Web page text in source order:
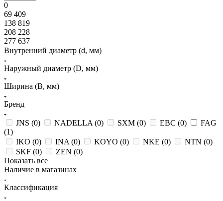
0
69 409
138 819
208 228
277 637
Внутренний диаметр (d, мм)
Наружный диаметр (D, мм)
Ширина (B, мм)
Бренд
JNS (0) NADELLA (0) SXM (0) EBC (0)
FAG
(1)
IKO (0) INA (0) KOYO (0) NKE (0) NTN (0)
SKF (0) ZEN (0)
Показать все
Наличие в магазинах
Классификация